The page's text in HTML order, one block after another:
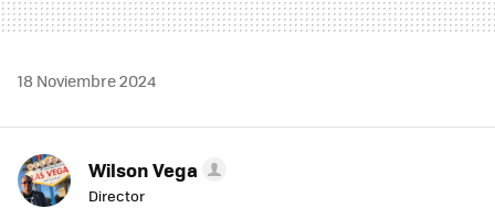
18 Noviembre 2024
Wilson Vega
Director